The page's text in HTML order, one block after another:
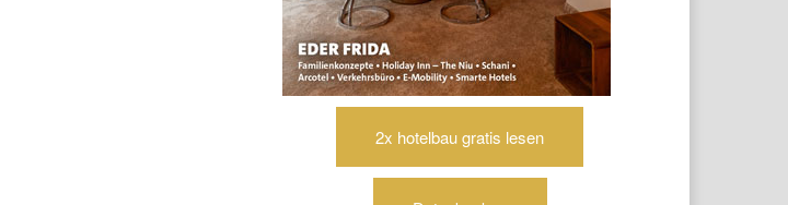
2x hotelbau gratis lesen